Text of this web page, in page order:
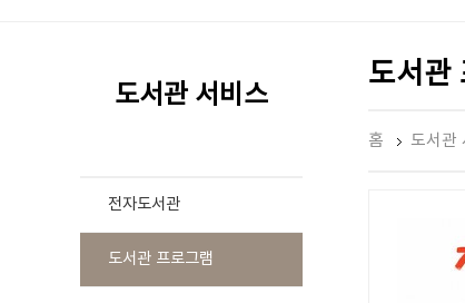
도서관 서비스
전자도서관
도서관 프로그램
도서관
홈 도서관